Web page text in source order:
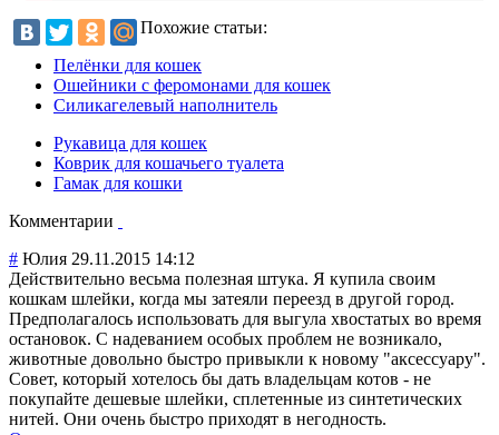
Похожие статьи:
Пелёнки для кошек
Ошейники с феромонами для кошек
Силикагелевый наполнитель
Рукавица для кошек
Коврик для кошачьего туалета
Гамак для кошки
Комментарии
# Юлия 29.11.2015 14:12
Действительно весьма полезная штука. Я купила своим
кошкам шлейки, когда мы затеяли переезд в другой город.
Предполагалось использовать для выгула хвостатых во время
остановок. С надеванием особых проблем не возникало,
животные довольно быстро привыкли к новому "аксессуару".
Совет, который хотелось бы дать владельцам котов - не
покупайте дешевые шлейки, сплетенные из синтетических
нитей. Они очень быстро приходят в негодность.